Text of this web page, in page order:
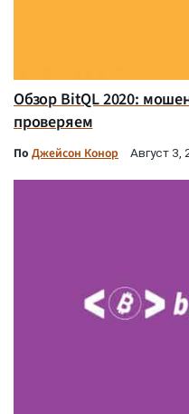
Обзор BitQL 2020:
проверяем
По Джейсон Конор Август 3,